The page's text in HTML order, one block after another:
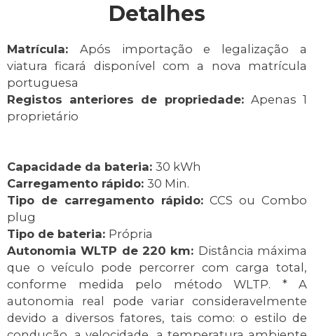
Detalhes
Matrícula: Após importação e legalização a
viatura ficará disponível com a nova matrícula
portuguesa
Registos anteriores de propriedade: Apenas 1
proprietário
Capacidade da bateria: 30 kWh
Carregamento rápido: 30 Min.
Tipo de carregamento rápido:CCS ou Combo
plug
Tipo de bateria: Própria
Autonomia WLTP de 220 km: Distância máxima
que o veículo pode percorrer com carga total,
conforme medida pelo método WLTP. * A
autonomia real pode variar consideravelmente
devido a diversos fatores, tais como: o estilo de